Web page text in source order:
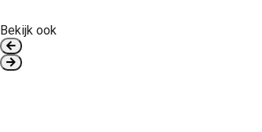
Bekijk ook